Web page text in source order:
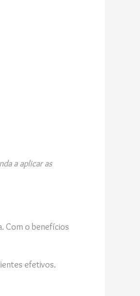
a aplicar as
Com o benefícios
efetivos.